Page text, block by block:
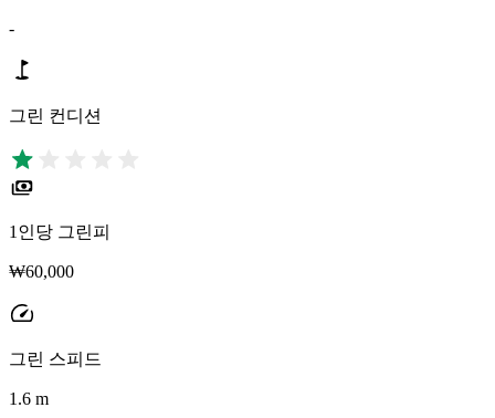
-
그린 컨디션
1인당 그린피
₩60,000
그린 스피드
1.6 m